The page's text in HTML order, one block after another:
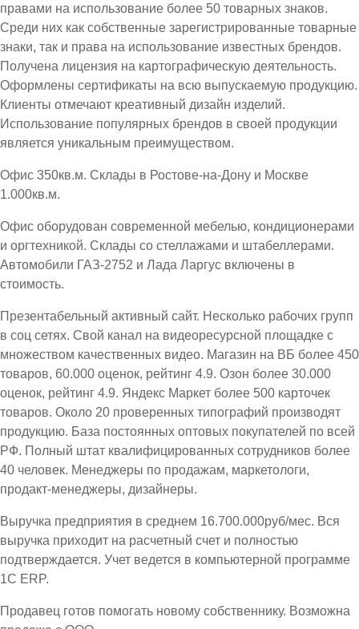
правами на использование более 50 товарных знаков.
Среди них как собственные зарегистрированные товарные
знаки, так и права на использование известных брендов.
Получена лицензия на картографическую деятельность.
Оформлены сертификаты на всю выпускаемую продукцию.
Клиенты отмечают креативный дизайн изделий.
Использование популярных брендов в своей продукции
является уникальным преимуществом.
Офис 350кв.м. Склады в Ростове-на-Дону и Москве
1.000кв.м.
Офис оборудован современной мебелью, кондиционерами
и оргтехникой. Склады со стеллажами и штабеллерами.
Автомобили ГАЗ-2752 и Лада Ларгус включены в
стоимость.
Презентабельный активный сайт. Несколько рабочих групп
в соц сетях. Свой канал на видеоресурсной площадке с
множеством качественных видео. Магазин на ВБ более 450
товаров, 60.000 оценок, рейтинг 4.9. Озон более 30.000
оценок, рейтинг 4.9. Яндекс Маркет более 500 карточек
товаров. Около 20 проверенных типографий производят
продукцию. База постоянных оптовых покупателей по всей
РФ. Полный штат квалифицированных сотрудников более
40 человек. Менеджеры по продажам, маркетологи,
продакт-менеджеры, дизайнеры.
Выручка предприятия в среднем 16.700.000руб/мес. Вся
выручка приходит на расчетный счет и полностью
подтверждается. Учет ведется в компьютерной программе
1С ЕRP.
Продавец готов помогать новому собственнику. Возможна